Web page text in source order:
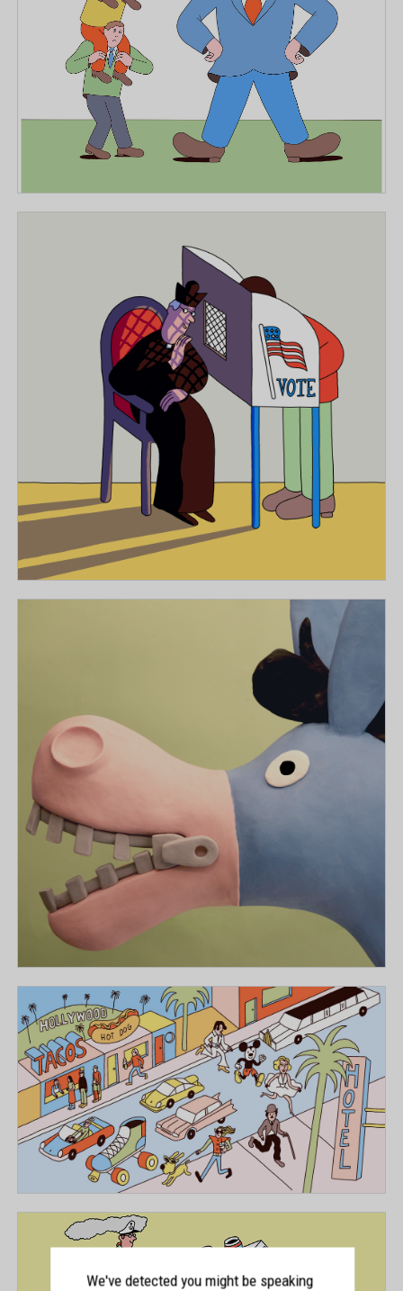
We've detected you might be speaking